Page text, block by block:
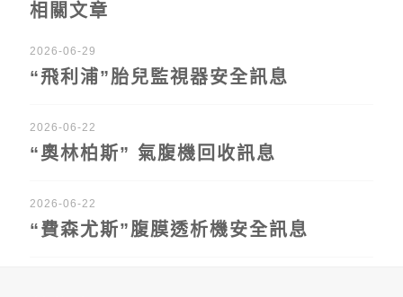
相關文章
2026-06-29
“飛利浦”胎兒監視器安全訊息
2026-06-22
“奧林柏斯” 氣腹機回收訊息
2026-06-22
“費森尤斯”腹膜透析機安全訊息